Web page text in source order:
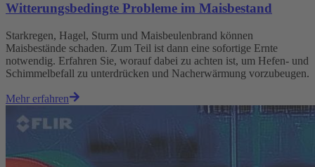
Witterungsbedingte Probleme im Maisbestand
Starkregen, Hagel, Sturm und Maisbeulenbrand können
Maisbestände schaden. Zum Teil ist dann eine sofortige Ernte
notwendig. Erfahren Sie, worauf dabei zu achten ist, um Hefen- und
Schimmelbefall zu unterdrücken und Nacherwärmung vorzubeugen.
Mehr erfahren